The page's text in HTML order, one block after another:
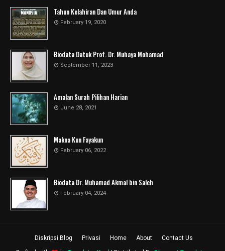
Tahun Kelahiran Dan Umur Anda
February 19, 2020
Biodata Datuk Prof. Dr. Muhaya Mohamad
September 11, 2023
Amalan Surah Pilihan Harian
June 28, 2021
Makna Kun Fayakun
February 06, 2022
Biodata Dr. Muhamad Akmal bin Saleh
February 04, 2024
Diskripsi Blog Privasi Home About Contact Us